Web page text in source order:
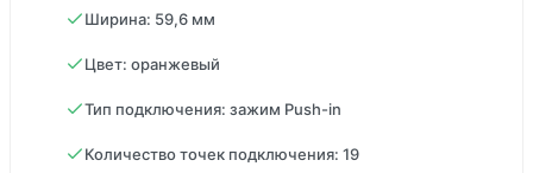
Ширина: 59,6 мм
Цвет: оранжевый
Тип подключения: зажим Push-in
Количество точек подключения: 19